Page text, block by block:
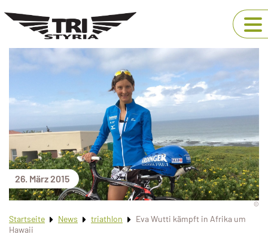
26. März 2015
©
Startseite News triathlon
Eva Wutti kämpft in Afrika um
Hawaii